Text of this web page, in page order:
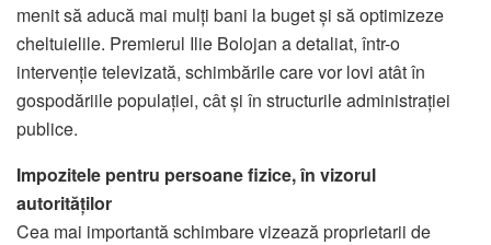
menit să aducă mai mulți bani la buget și să optimizeze
cheltuielile. Premierul Ilie Bolojan a detaliat, într-o
intervenție televizată, schimbările care vor lovi atât în
gospodăriile populației, cât și în structurile administrației
publice.
Impozitele pentru persoane fizice, în vizorul
autorităților
Cea mai importantă schimbare vizează proprietarii de